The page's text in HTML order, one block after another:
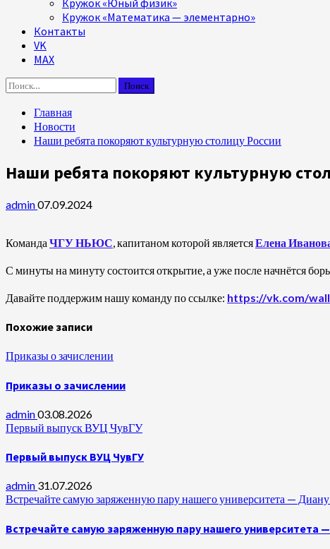
Кружок «Юный физик»
Кружок «Математика — элементарно»
Контакты
VK
MAX
Найти:
Главная
Новости
Наши ребята покоряют культурную столицу России
Наши ребята покоряют культурную
admin07.09.2024
Команда ЧГУ НЬЮС, капитаном которой являетсяЕлена
С минуты на минуту состоится открытие, а уже после начнётся
Давайте поддержим нашу команду по ссылке: https://vk.com/
Похожие записи
Приказы о зачислении
Приказы о зачислении
admin03.08.2026
Первый выпуск ВУЦ ЧувГУ
Первый выпуск ВУЦ ЧувГУ
admin 31.07.2026
Встречайте самую заряженную пару нашего университета —
Встречайте самую заряженную пару нашего